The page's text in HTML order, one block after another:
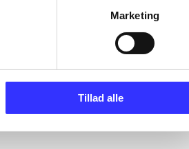
Marketing
Tillad alle